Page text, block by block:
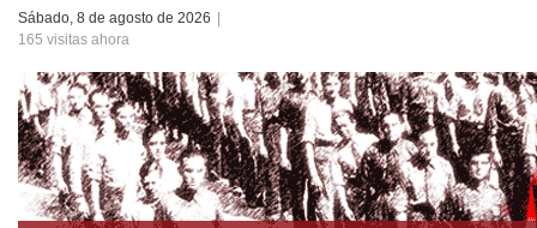
Sábado, 8 de agosto de 2026
165 visitas ahora